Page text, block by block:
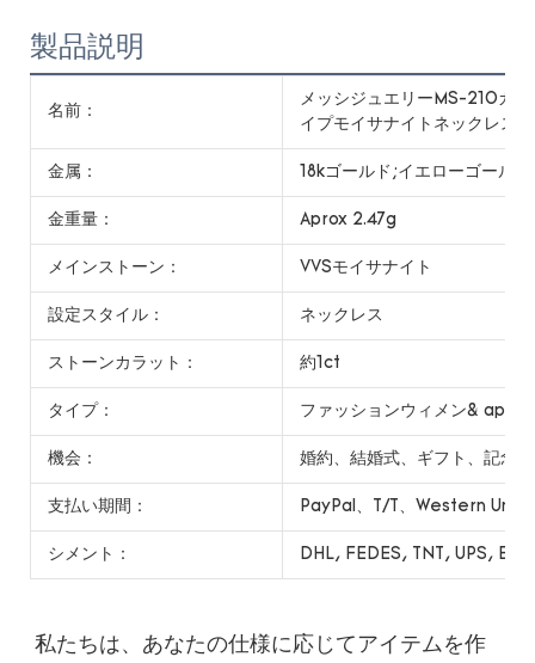
製品説明
名前：
メッシジュエリーMS-210カ
イプモイサナイトネックレス
金属： 18kゴールド;イエローゴール
金重量： Aprox 2.47g
メインストーン： VVSモイサナイト
設定スタイル： ネックレス
ストーンカラット： 約1ct
タイプ： ファッションウィメン& apos;
機会： 婚約、結婚式、ギフト、記念
支払い期間： PayPal、T/T、Western
シメント： DHL, FEDES, TNT, UPS, EMS
私たちは、あなたの仕様に応じてアイテムを作